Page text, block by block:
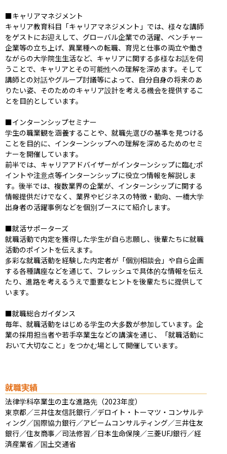
■キャリアマネジメント
キャリア教育科目「キャリアマネジメント」では、様々な講師
をゲストにお迎えして、グローバル企業での活躍、ベンチャー
企業等の立ち上げ、異業種への転職、育児と仕事の両立や働き
ながらの大学院生生活など、キャリアに関する多様なお話を伺
うことで、キャリアとその可能性への理解を深めます。そして
講師との対話やグループ討議等によって、自分自身の将来のあ
りたい姿、そのためのキャリア設計を考える機会を提供するこ
とを目的としています。
■インターンシップセミナー
学生の職業観を涵養することや、就職先選びの基準を見つける
ことを目的に、インターンシップへの理解を深めるためのセミ
ナーを開催しています。
前半では、キャリアアドバイザーがインターンシップに臨むポ
イントや注意点等インターンシップに役立つ情報を解説しま
す。後半では、複数業界の企業が、インターンシップに関する
情報提供だけでなく、業界やビジネスの特徴・動向、一橋大学
出身者の活躍事例などを個別ブースにて紹介します。
■就活サポーターズ
就職活動で内定を獲得した学⽣が⾃ら志願し、後輩たちに就職
活動のポイントを伝えます。
多彩な就職活動を経験した内定者が「個別相談会」や自ら企画
する各種講座などを通じて、フレッシュで具体的な情報を伝え
たり、進路を考えるうえで重要なヒントを後輩たちに提供して
います。
■就職総合ガイダンス
毎年、就職活動をはじめる学生の大多数が参加しています。企
業の採用担当者や若手卒業生などの講演を通じ、「就職活動に
おいて大切なこと」をつかむ場として開催しています。
就職実績
法律学科卒業生の主な進路先（2023年度）
東京都／三井住友信託銀行／デロイト・トーマツ・コンサルテ
ィング／国際協力銀行／アビームコンサルティング／三井住友
銀行／住友商事／司法修習／日本生命保険／三菱UFJ銀行／経
済産業省／国土交通省